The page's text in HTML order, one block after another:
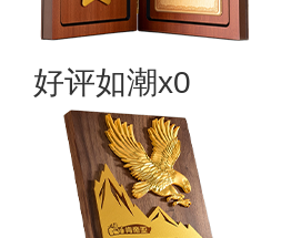
好评如潮x0